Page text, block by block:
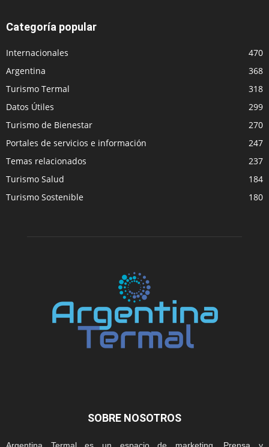
Categoría popular
Internacionales
470
Argentina
368
Turismo Termal
318
Datos Útiles
299
Turismo de Bienestar
270
Portales de servicios e información
247
Temas relacionados
237
Turismo Salud
184
Turismo Sostenible
180
SOBRE NOSOTROS